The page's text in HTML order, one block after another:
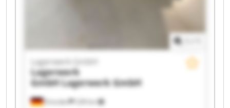
Dresden 228 km
Lagerwerk GmbH
Lagerwerk
GmbHLagerwerk GmbH